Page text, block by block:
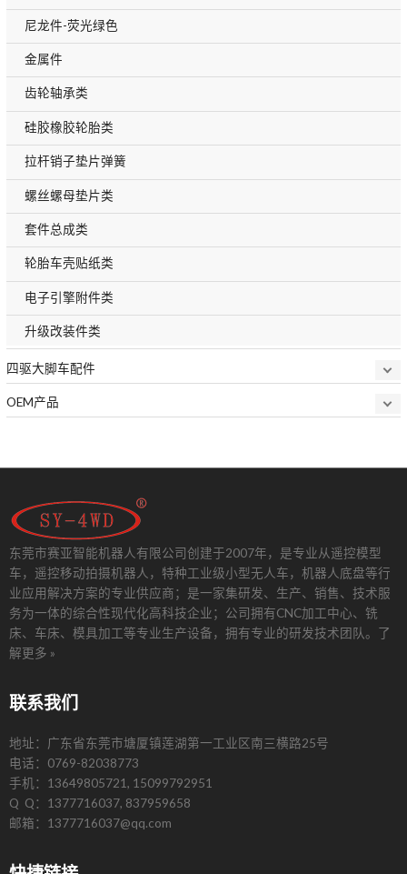
尼龙件-荧光绿色
金属件
齿轮轴承类
硅胶橡胶轮胎类
拉杆销子垫片弹簧
螺丝螺母垫片类
套件总成类
轮胎车壳贴纸类
电子引擎附件类
升级改装件类
四驱大脚车配件
OEM产品
东莞市赛亚智能机器人有限公司创建于2007年，是专业从遥控模型
车，遥控移动拍摄机器人，特种工业级小型无人车，机器人底盘等行
业应用解决方案的专业供应商；是一家集研发、生产、销售、技术服
务为一体的综合性现代化高科技企业；公司拥有CNC加工中心、铣
床、车床、模具加工等专业生产设备，拥有专业的研发技术团队。 了
解更多 »
联系我们
地址：广东省东莞市塘厦镇莲湖第一工业区南三横路25号
电话：0769-82038773
手机：13649805721, 15099792951
Q Q：1377716037, 837959658
邮箱：1377716037@qq.com